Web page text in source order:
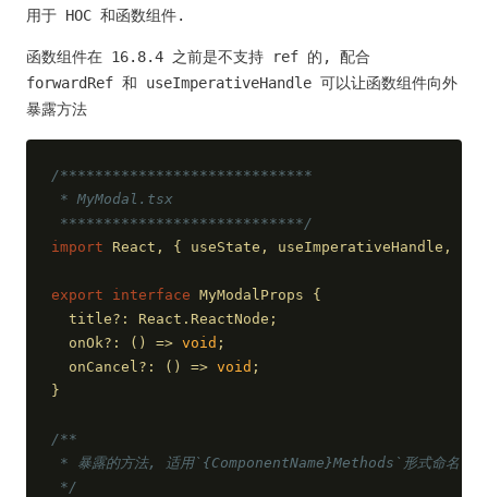
用于 HOC 和函数组件.
函数组件在 16.8.4 之前是不支持 ref 的, 配合
forwardRef 和 useImperativeHandle 可以让函数组件向外
暴露方法
/*****************************
* MyModal.tsx
****************************/
import React, { useState, useImperativeHandle,
export interface MyModalProps {
  title?: React.ReactNode;
  onOk?:
() => void ;
  onCancel?:
() => void ;
}
/**
* 暴露的方法, 适用`{ComponentName}Methods`形式命名
*/